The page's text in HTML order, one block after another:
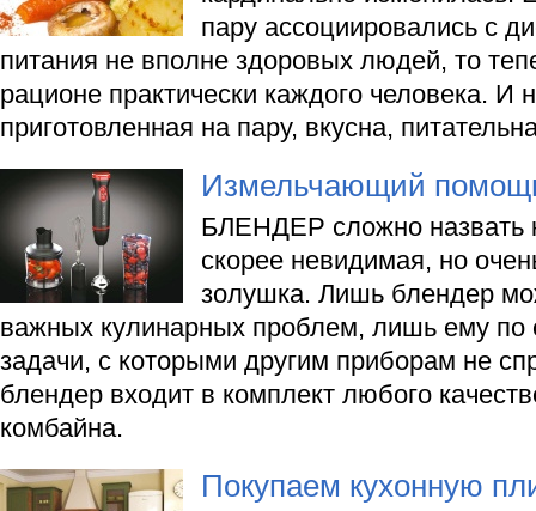
пару ассоциировались с
питания не вполне здоровых людей, то
рационе практически каждого человека. И
приготовленная на пару, вкусна,
Измельчающий
БЛЕНДЕР сложно назвать
скорее невидимая, но
золушка. Лишь блендер
важных кулинарных проблем, лишь ему по
задачи, с которыми другим приборам не
блендер входит в комплект любого
комбайна.
Покупаем кухонную